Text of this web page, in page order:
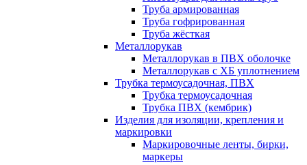
Труба армированная
Труба гофрированная
Труба жёсткая
Металлорукав
Металлорукав в ПВХ оболочке
Металлорукав с ХБ уплотнением
Трубка термоусадочная, ПВХ
Трубка термоусадочная
Трубка ПВХ (кембрик)
Изделия для изоляции, крепления и
маркировки
Маркировочные ленты, бирки,
маркеры